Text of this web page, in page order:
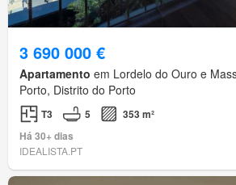
3 690 000 €
Apartamento em Lordelo do Ouro e
Porto, Distrito do Porto
T3 5
353 m²
Há 30+ dias
IDEALISTA.PT